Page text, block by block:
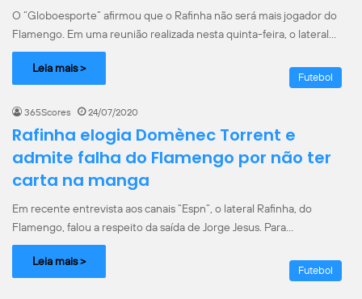
O “Globoesporte” afirmou que o Rafinha não será mais jogador do
Flamengo. Em uma reunião realizada nesta quinta-feira, o lateral…
Leia mais >
Futebol
365Scores 24/07/2020
Rafinha elogia Domènec Torrent e
admite falha do Flamengo por não ter
carta na manga
Em recente entrevista aos canais “Espn”, o lateral Rafinha, do
Flamengo, falou a respeito da saída de Jorge Jesus. Para…
Leia mais >
Futebol